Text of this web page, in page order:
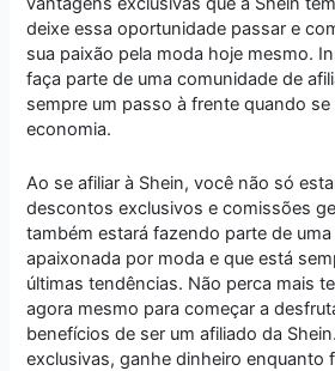
deixe essa oportunidade passar e
sua paixão pela moda hoje mesmo.
faça parte de uma comunidade de
sempre um passo à frente quando
economia.
Ao se afiliar à Shein, você não só
descontos exclusivos e comissões
também estará fazendo parte de
apaixonada por moda e que está
últimas tendências. Não perca mais
agora mesmo para começar a
benefícios de ser um afiliado da
exclusivas, ganhe dinheiro enquanto